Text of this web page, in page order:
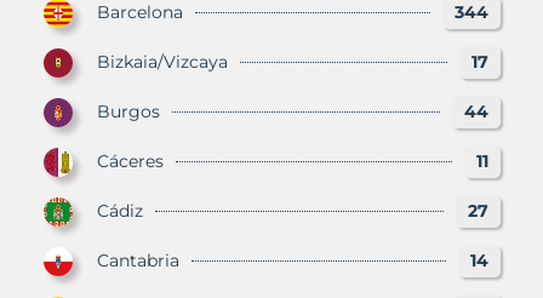
Barcelona 344
Bizkaia/Vizcaya 17
Burgos 44
Cáceres 11
Cádiz 27
Cantabria 14